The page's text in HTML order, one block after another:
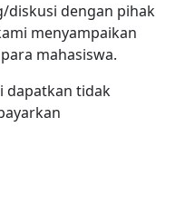
diskusi dengan pihak
menyampaikan
mahasiswa.
dapatkan tidak